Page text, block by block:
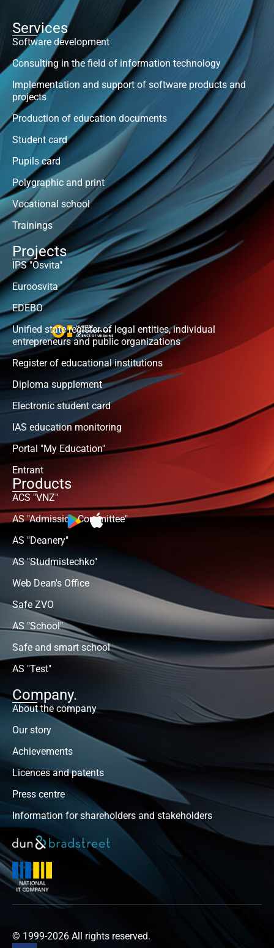
Services
Software development
Consulting in the field of information technology
Implementation and support of software products and
projects
Production of education documents
Student card
Pupils card
Polygraphic and print
Vocational school
Trainings
Projects
IPS "Osvita"
Euroosvita
EDEBO
Unified state register of legal entities, individual
entrepreneurs and public organizations
Register of educational institutions
Diploma supplement
Electronic student card
IAS education monitoring
Portal "My Education"
Entrant
Products
ACS "VNZ"
AS "Admission Committee"
AS "Deanery"
AS "Studmistechko"
Web Dean's Office
Safe ZVO
AS "School"
Safe and smart school
AS "Test"
Company.
About the company
Our story
Achievements
Licences and patents
Press centre
Information for shareholders and stakeholders
© 1999-2026 All rights reserved.